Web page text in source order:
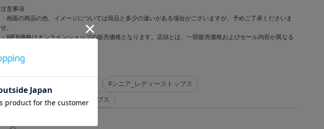
注意事項
・画面の商品の色、イメージについては現品と多少の違いがある場合がございますが、予めご了承くださいま
せ。
・WEB価格はオンラインショップの販売価格となります。店頭とは、一部販売価格およびセール内容が異なる
#シニア_レディーストップス
#シニア_レディース機能性トップス